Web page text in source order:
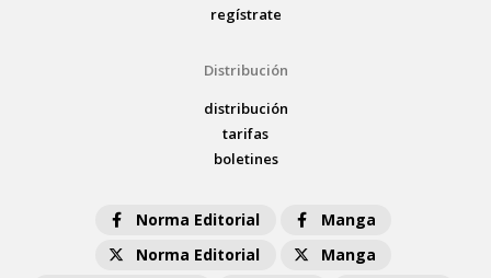
regístrate
Distribución
distribución
tarifas
boletines
Norma Editorial
Manga
Norma Editorial
Manga